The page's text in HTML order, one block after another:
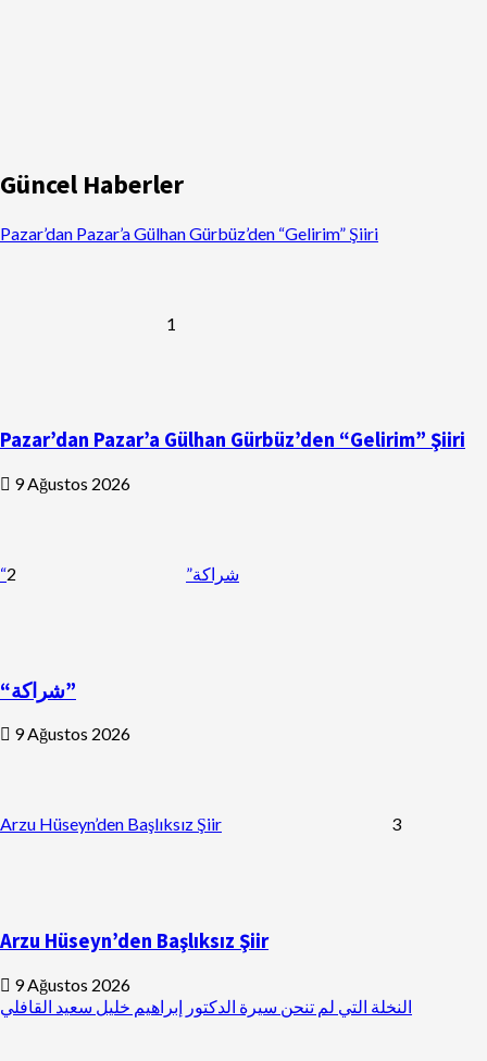
Güncel Haberler
Pazar’dan Pazar’a Gülhan Gürbüz’den “Gelirim” Şiiri
1
Pazar’dan Pazar’a Gülhan Gürbüz’den “Gelirim” Şiiri
9 Ağustos 2026
“شراكة” 2
“شراكة”
9 Ağustos 2026
Arzu Hüseyn’den Başlıksız Şiir 3
Arzu Hüseyn’den Başlıksız Şiir
9 Ağustos 2026
النخلة التي لم تنحن سيرة الدكتور إبراهيم خليل سعيد القافلي